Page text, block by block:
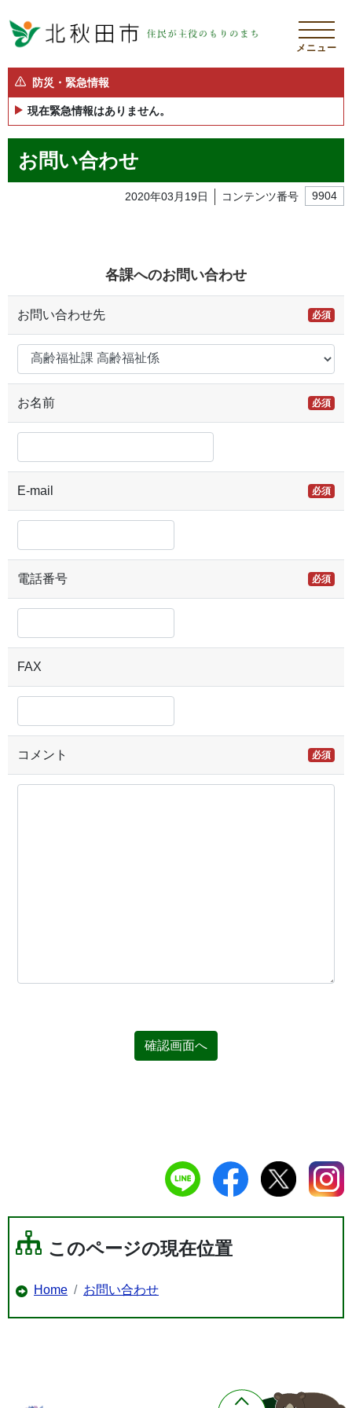
メニュー
防災・緊急情報
現在緊急情報はありません。
お問い合わせ
2020年03月19日 コンテンツ番号 9904
各課へのお問い合わせ
お問い合わせ先 必須
お名前 必須
E-mail 必須
電話番号 必須
FAX
コメント 必須
確認画面へ
このページの現在位置
Home お問い合わせ